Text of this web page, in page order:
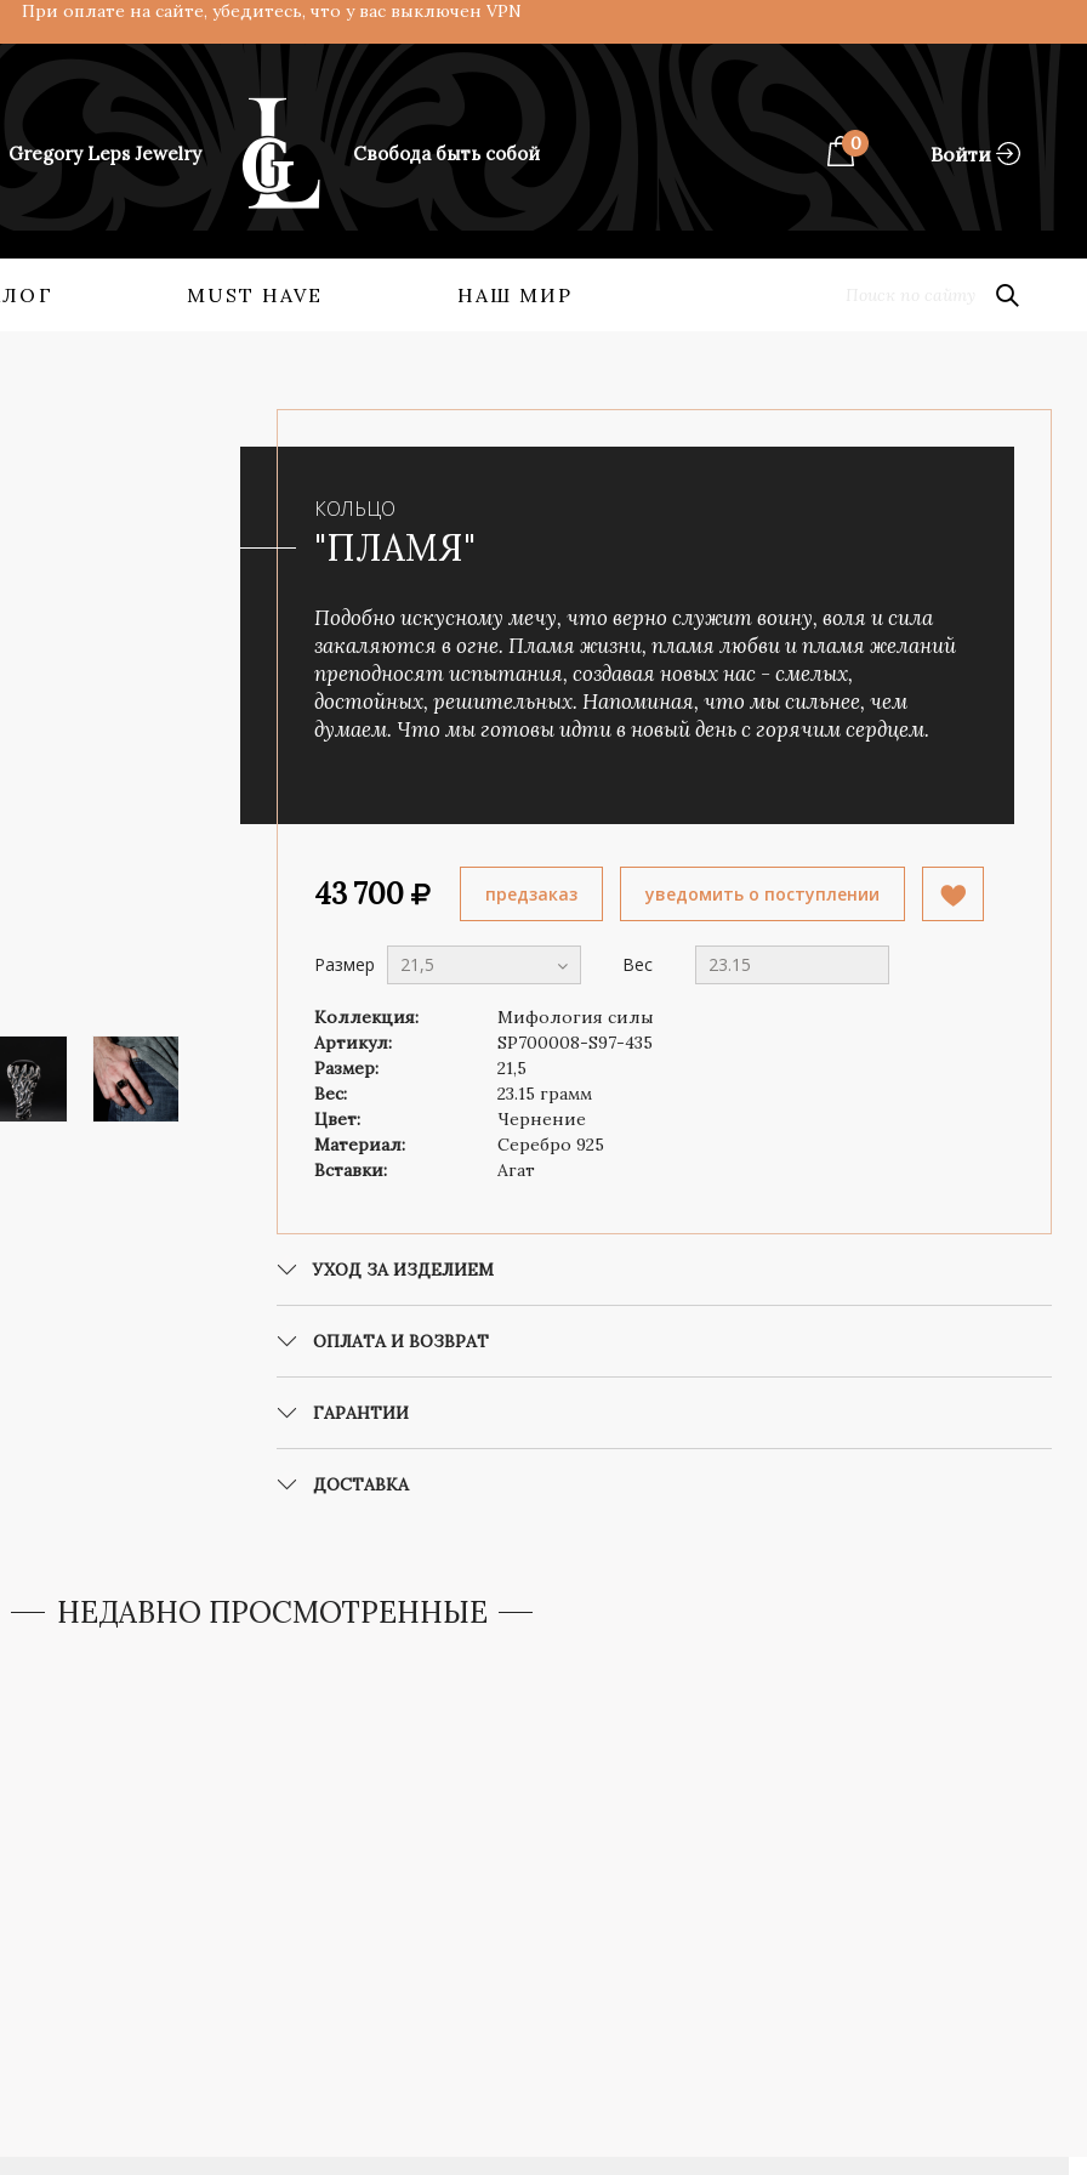
При оплате на сайте, убедитесь, что у вас выключен VPN
Gregory Leps Jewelry Свобода быть собой 0 Войти
Взгляд с востока
Мифология силы
Символ веры
MUST HAVE НАШ МИР
КОЛЬЦО
"ПЛАМЯ"
Подобно искусному мечу, что верно служит воину, воля и сила
закаляются в огне. Пламя жизни, пламя любви и пламя желаний
преподносят испытания, создавая новых нас - смелых,
достойных, решительных. Напоминая, что мы сильнее, чем
думаем. Что мы готовы идти в новый день с горячим сердцем.
43 700 предзаказ уведомить о поступлении
Размер 21,5 Вес 23.15
Коллекция:
Мифология силы
Артикул:
SP700008-S97-435
Размер:
21,5
Вес:
23.15 грамм
Цвет:
Чернение
Материал:
Серебро 925
Вставки:
Агат
УХОД ЗА ИЗДЕЛИЕМ
ОПЛАТА И ВОЗВРАТ
ГАРАНТИИ
ДОСТАВКА
НЕДАВНО ПРОСМОТРЕННЫЕ